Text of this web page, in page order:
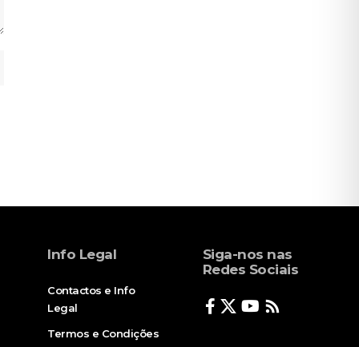
Info Legal
Contactos e Info
Legal
Termos e Condições
Siga-nos nas
Redes Sociais